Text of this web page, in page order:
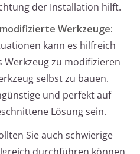
der Installation hilft.
Werkzeuge:
kann es hilfreich
Werkzeug zu modifizieren
selbst zu bauen.
und perfekt auf
Lösung sein.
Sie auch schwierige